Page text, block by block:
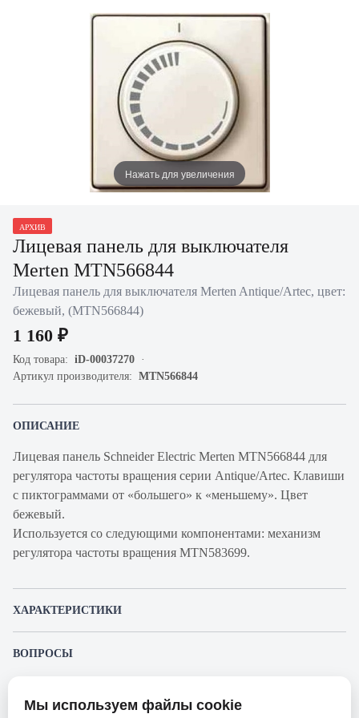
Нажать для увеличения
АРХИВ
Лицевая панель для выключателя
Merten MTN566844
Лицевая панель для выключателя Merten Antique/Artec, цвет:
бежевый, (MTN566844)
1 160 ₽
Код товара: iD-00037270
Артикул производителя: MTN566844
ОПИСАНИЕ
Лицевая панель Schneider Electric Merten MTN566844 для
регулятора частоты вращения серии Antique/Artec. Клавиши
с пиктограммами от «большего» к «меньшему». Цвет
бежевый.
Используется со следующими компонентами: механизм
регулятора частоты вращения MTN583699.
ХАРАКТЕРИСТИКИ
Производитель
ВОПРОСЫ
Представленные изображения и характеристики могут отличаться от реального
Мы используем файлы cookie